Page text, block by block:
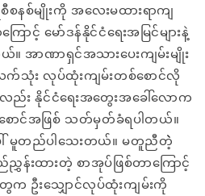
နစ်မျိုးကို အလေးမထားရာကျ
ာင့် မော်ဒန်နိုင်ငံရေးအမြင်များနဲ့
အာဏာရှင်အသားပေးကျမ်းမျိုး
သုံး လုပ်ထုံးကျမ်းတစ်စောင်လို
လည်း နိုင်ငံရေးအတွေးအခေါ်လောက
စောင်အဖြစ် သတ်မှတ်ခံရပါတယ်။
မူတည်ပါသေးတယ်။ မတူညီတဲဲ့
းထားတဲ့ စာအုပ်ဖြစ်တာကြောင့်
ေက ဦးသျှောင်လုပ်ထုံးကျမ်းကို